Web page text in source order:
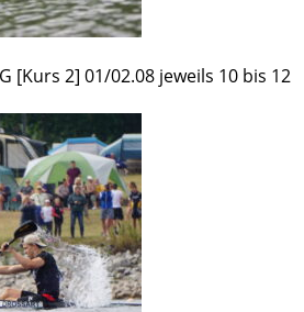
[Kurs 2] 01/02.08 jeweils 10 bis 12